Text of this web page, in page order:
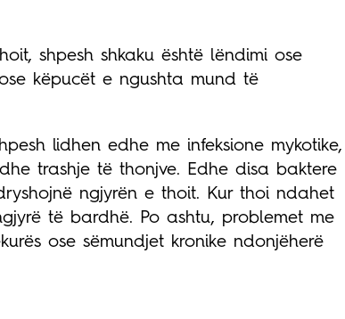
shpesh shkaku është lëndimi ose
këpucët e ngushta mund të
lidhen edhe me infeksione mykotike,
trashje të thonjve. Edhe disa baktere
ngjyrën e thoit. Kur thoi ndahet
të bardhë. Po ashtu, problemet me
ose sëmundjet kronike ndonjëherë